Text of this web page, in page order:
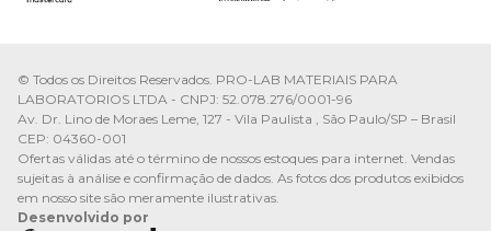
© Todos os Direitos Reservados. PRO-LAB MATERIAIS PARA
LABORATORIOS LTDA - CNPJ: 52.078.276/0001-96
Av. Dr. Lino de Moraes Leme, 127 - Vila Paulista , São Paulo/SP – Brasil
CEP: 04360-001
Ofertas válidas até o término de nossos estoques para internet. Vendas
sujeitas à análise e confirmação de dados. As fotos dos produtos exibidos
em nosso site são meramente ilustrativas.
Desenvolvido por